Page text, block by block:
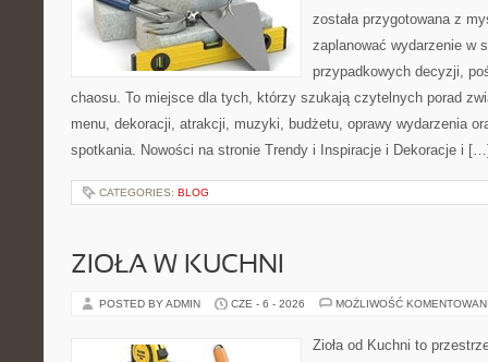
została przygotowana z
zaplanować wydarzenie w
przypadkowych decyzji,
chaosu. To miejsce dla tych, którzy szukają czytelnych porad
menu, dekoracji, atrakcji, muzyki, budżetu, oprawy wydarzenia
spotkania. Nowości na stronie Trendy i Inspiracje i Dekoracje i
CATEGORIES: BLOG
ZIOŁA W KUCHNI
POSTED BY ADMIN CZE - 6 - 2026 MOŻLIWOŚĆ
Zioła od Kuchni to